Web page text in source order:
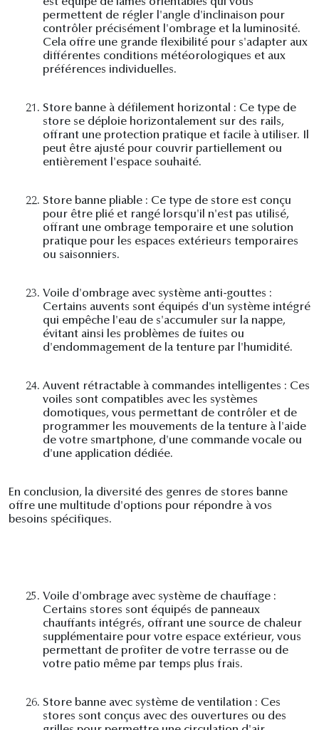
est équipé de lames orientables qui vous
permettent de régler l'angle d'inclinaison pour
contrôler précisément l'ombrage et la luminosité.
Cela offre une grande flexibilité pour s'adapter aux
différentes conditions météorologiques et aux
préférences individuelles.
21. Store banne à défilement horizontal : Ce type de
store se déploie horizontalement sur des rails,
offrant une protection pratique et facile à utiliser. Il
peut être ajusté pour couvrir partiellement ou
entièrement l'espace souhaité.
22. Store banne pliable : Ce type de store est conçu
pour être plié et rangé lorsqu'il n'est pas utilisé,
offrant une ombrage temporaire et une solution
pratique pour les espaces extérieurs temporaires
ou saisonniers.
23. Voile d'ombrage avec système anti-gouttes :
Certains auvents sont équipés d'un système intégré
qui empêche l'eau de s'accumuler sur la nappe,
évitant ainsi les problèmes de fuites ou
d'endommagement de la tenture par l'humidité.
24. Auvent rétractable à commandes intelligentes : Ces
voiles sont compatibles avec les systèmes
domotiques, vous permettant de contrôler et de
programmer les mouvements de la tenture à l'aide
de votre smartphone, d'une commande vocale ou
d'une application dédiée.
En conclusion, la diversité des genres de stores banne
offre une multitude d'options pour répondre à vos
besoins spécifiques.
25. Voile d'ombrage avec système de chauffage :
Certains stores sont équipés de panneaux
chauffants intégrés, offrant une source de chaleur
supplémentaire pour votre espace extérieur, vous
permettant de profiter de votre terrasse ou de
votre patio même par temps plus frais.
26. Store banne avec système de ventilation : Ces
stores sont conçus avec des ouvertures ou des